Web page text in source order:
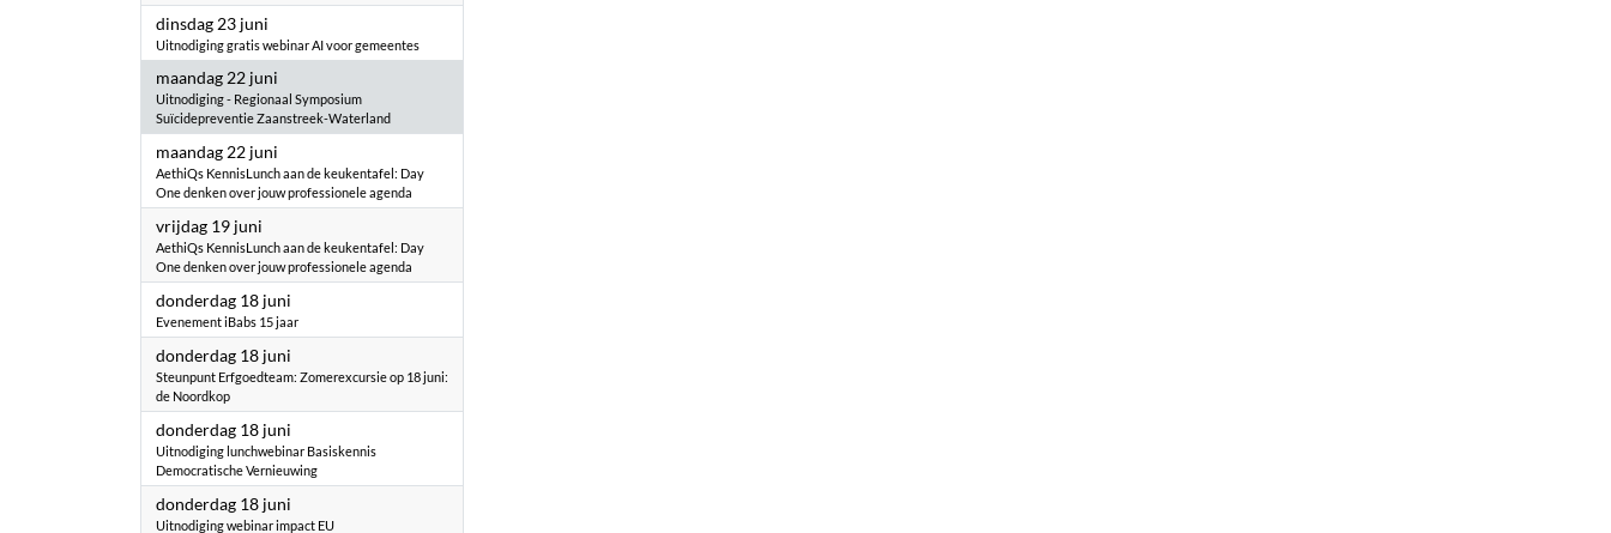
dinsdag 23 juni
Uitnodiging gratis webinar AI voor gemeentes
maandag 22 juni
Uitnodiging - Regionaal Symposium
Suïcidepreventie Zaanstreek-Waterland
maandag 22 juni
AethiQs KennisLunch aan de keukentafel: Day
One denken over jouw professionele agenda
vrijdag 19 juni
AethiQs KennisLunch aan de keukentafel: Day
One denken over jouw professionele agenda
donderdag 18 juni
Evenement iBabs 15 jaar
donderdag 18 juni
Steunpunt Erfgoedteam: Zomerexcursie op 18 juni:
de Noordkop
donderdag 18 juni
Uitnodiging lunchwebinar Basiskennis
Democratische Vernieuwing
donderdag 18 juni
Uitnodiging webinar impact EU